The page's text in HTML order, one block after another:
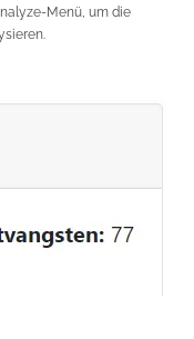
Menü, um die